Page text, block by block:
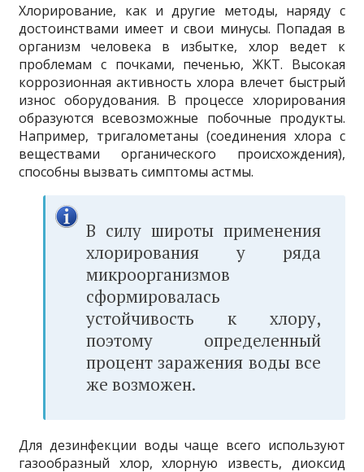
Хлорирование, как и другие методы, наряду с
достоинствами имеет и свои минусы. Попадая в
организм человека в избытке, хлор ведет к
проблемам с почками, печенью, ЖКТ. Высокая
коррозионная активность хлора влечет быстрый
износ оборудования. В процессе хлорирования
образуются всевозможные побочные продукты.
Например, тригалометаны (соединения хлора с
веществами органического происхождения),
способны вызвать симптомы астмы.
В силу широты применения
хлорирования у ряда
микроорганизмов
сформировалась
устойчивость к хлору,
поэтому определенный
процент заражения воды все
же возможен.
Для дезинфекции воды чаще всего используют
газообразный хлор, хлорную известь, диоксид